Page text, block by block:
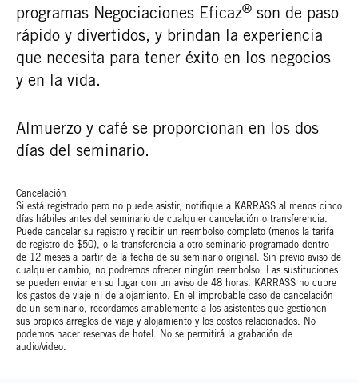
programas Negociaciones Eficaz® son de paso
rápido y divertidos, y brindan la experiencia
que necesita para tener éxito en los negocios
y en la vida.
Almuerzo y café se proporcionan en los dos
días del seminario.
Cancelación
Si está registrado pero no puede asistir, notifique a KARRASS al menos cinco
días hábiles antes del seminario de cualquier cancelación o transferencia.
Puede cancelar su registro y recibir un reembolso completo (menos la tarifa
de registro de $50), o la transferencia a otro seminario programado dentro
de 12 meses a partir de la fecha de su seminario original. Sin previo aviso de
cualquier cambio, no podremos ofrecer ningún reembolso. Las sustituciones
se pueden enviar en su lugar con un aviso de 48 horas. KARRASS no cubre
los gastos de viaje ni de alojamiento. En el improbable caso de cancelación
de un seminario, recordamos amablemente a los asistentes que gestionen
sus propios arreglos de viaje y alojamiento y los costos relacionados. No
podemos hacer reservas de hotel. No se permitirá la grabación de
audio/video.